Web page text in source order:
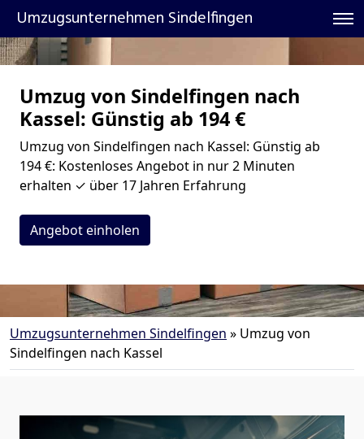
Umzugsunternehmen Sindelfingen
Umzug von Sindelfingen nach
Kassel: Günstig ab 194 €
Umzug von Sindelfingen nach Kassel: Günstig ab
194 €: Kostenloses Angebot in nur 2 Minuten
erhalten ✓ über 17 Jahren Erfahrung
Angebot einholen
Umzugsunternehmen Sindelfingen » Umzug von
Sindelfingen nach Kassel